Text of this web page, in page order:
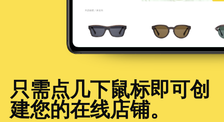
只需点几下鼠标即可创
建您的在线店铺。